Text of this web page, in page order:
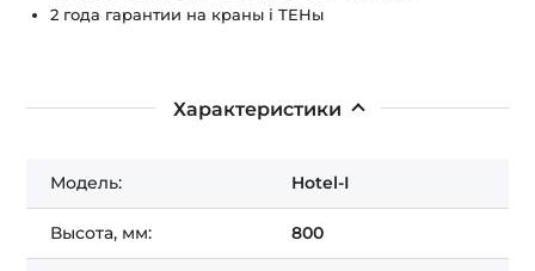
2 года гарантии на краны і ТЕНы
Характеристики
Модель: Hotel-І
Высота, мм: 800